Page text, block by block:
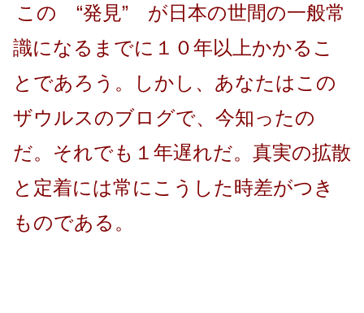
この “発見” が日本の世間の一般常
識になるまでに１０年以上かかるこ
とであろう。しかし、あなたはこの
ザウルスのブログで、今知ったの
だ。それでも１年遅れだ。真実の拡散
と定着には常にこうした時差がつき
ものである。